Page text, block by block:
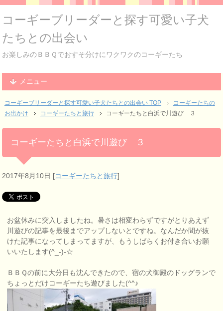
コーギーブリーダーと探す可愛い子犬
たちとの出会い
お楽しみのＢＢＱでおすそ分けにワクワクのコーギーたち
メニュー
コーギーブリーダーと探す可愛い子犬たちとの出会い TOP
コーギーたちの
お出かけ
コーギーたちと旅行 コーギーたちと白浜で川遊び ３
コーギーたちと白浜で川遊び ３
2017年8月10日 [コーギーたちと旅行]
お盆休みに突入しましたね。暑さは相変わらずですがとりあえず
川遊びの記事を最後までアップしないとですね。なんだか間が抜
けた記事になってしまってますが、もうしばらくお付き合いお願
いいたします(^_-)-☆
ＢＢＱの前に大分日も沈んできたので、宿の犬御殿のドッグランで
ちょっとだけコーギーたち遊びました(^^♪